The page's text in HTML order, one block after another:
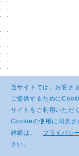
当サイトでは、お客さ
ご提供するために
サイトをご利用いただ
Cookieの使用に同意さ
詳細は、「 プライバシ
さい。